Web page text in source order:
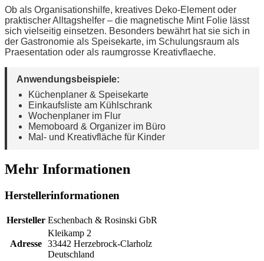
Ob als Organisationshilfe, kreatives Deko-Element oder
praktischer Alltagshelfer – die magnetische Mint Folie lässt
sich vielseitig einsetzen. Besonders bewährt hat sie sich in
der Gastronomie als Speisekarte, im Schulungsraum als
Praesentation oder als raumgrosse Kreativflaeche.
Anwendungsbeispiele:
Küchenplaner & Speisekarte
Einkaufsliste am Kühlschrank
Wochenplaner im Flur
Memoboard & Organizer im Büro
Mal- und Kreativfläche für Kinder
Mehr Informationen
Herstellerinformationen
Hersteller Eschenbach & Rosinski GbR
Adresse
Kleikamp 2
33442 Herzebrock-Clarholz
Deutschland